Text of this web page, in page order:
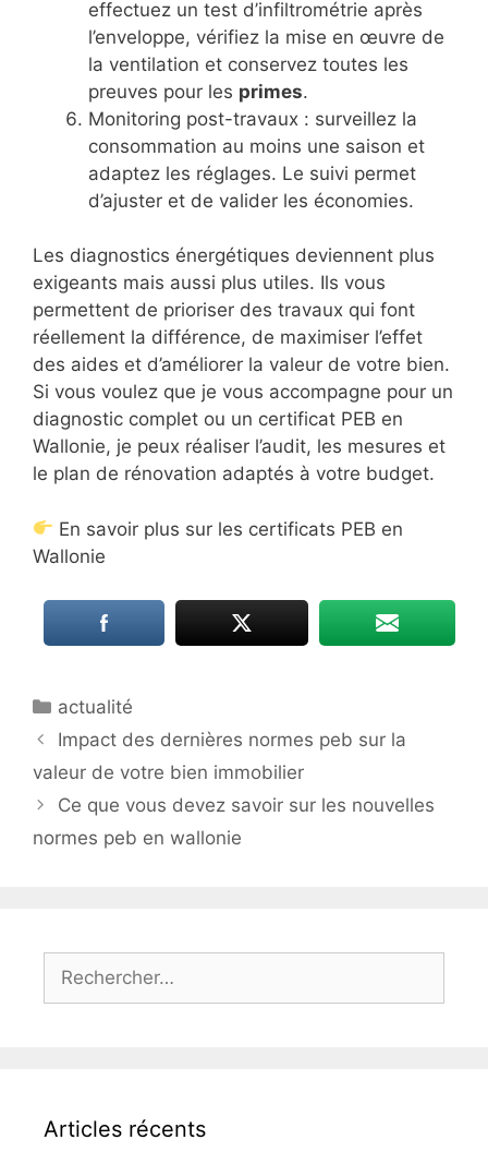
effectuez un test d’infiltrométrie après
l’enveloppe, vérifiez la mise en œuvre de
la ventilation et conservez toutes les
preuves pour les primes.
Monitoring post-travaux : surveillez la
consommation au moins une saison et
adaptez les réglages. Le suivi permet
d’ajuster et de valider les économies.
Les diagnostics énergétiques deviennent plus
exigeants mais aussi plus utiles. Ils vous
permettent de prioriser des travaux qui font
réellement la différence, de maximiser l’effet
des aides et d’améliorer la valeur de votre bien.
Si vous voulez que je vous accompagne pour un
diagnostic complet ou un certificat PEB en
Wallonie, je peux réaliser l’audit, les mesures et
le plan de rénovation adaptés à votre budget.
En savoir plus sur les certificats PEB en
Wallonie
Catégories
actualité
Impact des dernières normes peb sur la
valeur de votre bien immobilier
Ce que vous devez savoir sur les nouvelles
normes peb en wallonie
Rechercher :
Articles récents